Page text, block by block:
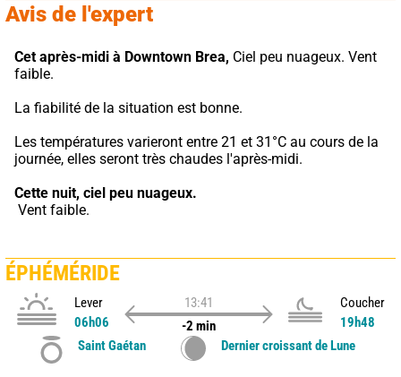
Avis de l'expert
Cet après-midi à Downtown Brea, Ciel peu nuageux. Vent
faible.
La fiabilité de la situation est bonne.
Les températures varieront entre 21 et 31°C au cours de la
journée, elles seront très chaudes l'après-midi.
Cette nuit, ciel peu nuageux.
Vent faible.
ÉPHÉMÉRIDE
Lever
06h06
13:41
-2 min
Coucher
19h48
Saint Gaétan
Dernier croissant de Lune